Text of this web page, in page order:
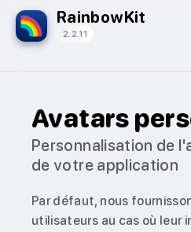
RainbowKit
2.2.11
Avatars
Personnalisation de
de votre application
Par défaut, nous
utilisateurs au cas où leur